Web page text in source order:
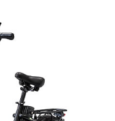
пользователя